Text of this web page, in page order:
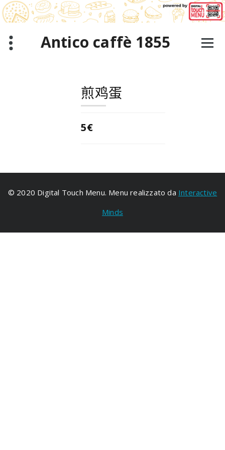
跳
至
正
Antico caffè 1855
煎鸡蛋
5€
© 2020 Digital Touch Menu. Menu realizzato da Interactive
Minds